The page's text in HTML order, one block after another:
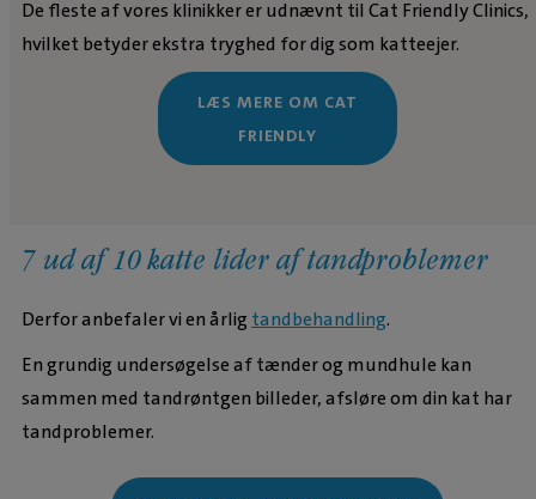
De fleste af vores klinikker er udnævnt til Cat Friendly Clinics,
hvilket betyder ekstra tryghed for dig som katteejer.
LÆS MERE OM CAT
FRIENDLY
7 ud af 10 katte lider af tandproblemer
Derfor anbefaler vi en årlig tandbehandling.
En grundig undersøgelse af tænder og mundhule kan
sammen med tandrøntgen billeder, afsløre om din kat har
tandproblemer.